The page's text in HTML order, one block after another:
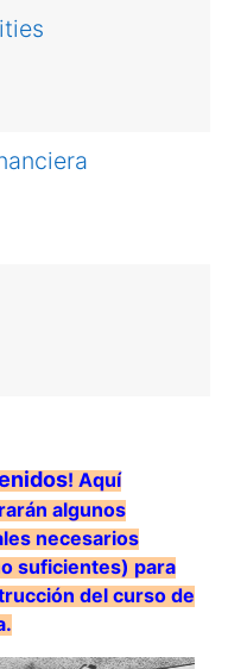
! Aquí
algunos
necesarios
suficientes) para
del curso de